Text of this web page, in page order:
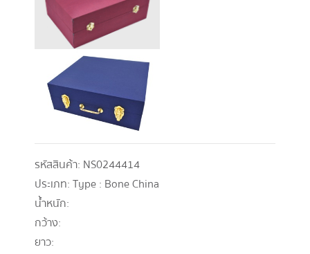
รหัสสินค้า: NS0244414
ประเภท:Type : Bone China
น้ำหนัก:
กว้าง:
ยาว: